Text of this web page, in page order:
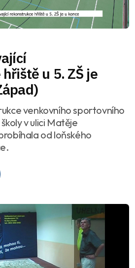
u 5. ZŠ je
venkovního sportovního
v ulici Matěje
od loňského